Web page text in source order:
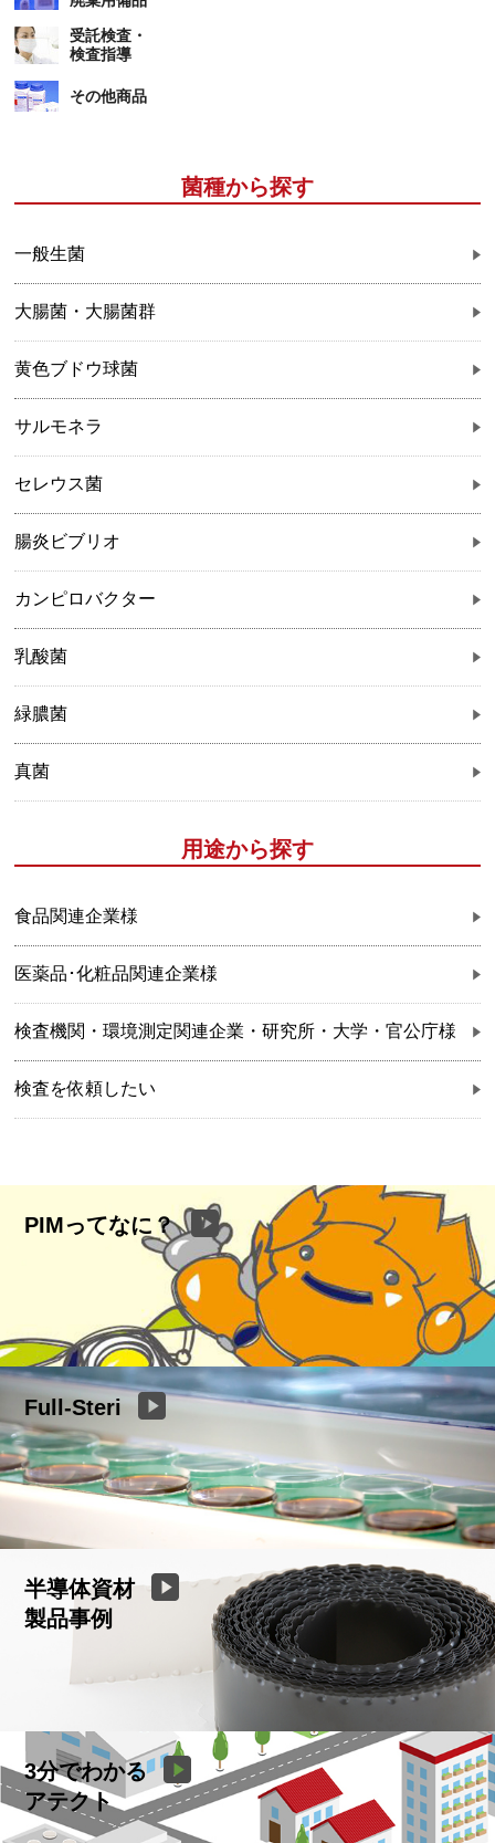
受託検査・
検査指導
その他商品
菌種から探す
一般生菌
大腸菌・大腸菌群
黄色ブドウ球菌
サルモネラ
セレウス菌
腸炎ビブリオ
カンピロバクター
乳酸菌
緑膿菌
真菌
用途から探す
食品関連企業様
医薬品･化粧品関連企業様
検査機関・環境測定関連企業・研究所・大学・官公庁様
検査を依頼したい
PIMってなに？
Full-Steri
半導体資材
製品事例
3分でわかる
アテクト